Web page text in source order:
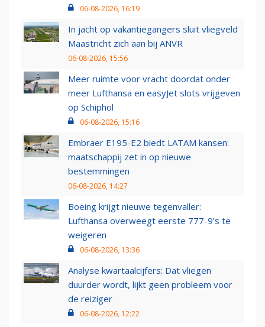
06-08-2026, 16:19
In jacht op vakantiegangers sluit vliegveld
Maastricht zich aan bij ANVR
06-08-2026, 15:56
Meer ruimte voor vracht doordat onder
meer Lufthansa en easyJet slots vrijgeven
op Schiphol
06-08-2026, 15:16
Embraer E195-E2 biedt LATAM kansen:
maatschappij zet in op nieuwe
bestemmingen
06-08-2026, 14:27
Boeing krijgt nieuwe tegenvaller:
Lufthansa overweegt eerste 777-9’s te
weigeren
06-08-2026, 13:36
Analyse kwartaalcijfers: Dat vliegen
duurder wordt, lijkt geen probleem voor
de reiziger
06-08-2026, 12:22